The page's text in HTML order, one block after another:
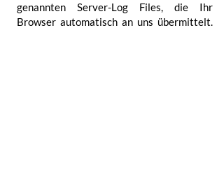
genannten Server-Log Files, die Ihr
Browser automatisch an uns über­mittelt.